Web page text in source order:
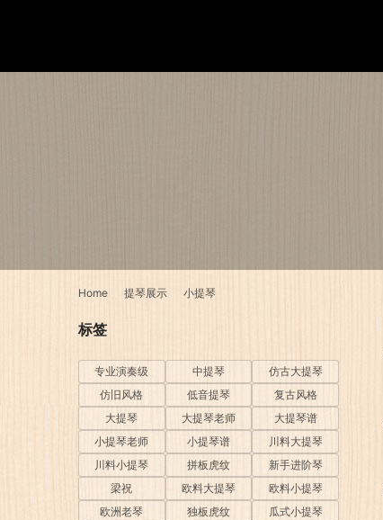
Home 提琴展示 小提琴
标签
专业演奏级 中提琴
仿古大提琴
仿旧风格
低音提琴
复古风格
大提琴
大提琴老师
大提琴谱
小提琴老师
小提琴谱
川料大提琴
川料小提琴
拼板虎纹
新手进阶琴
梁祝
欧料大提琴
欧料小提琴
欧洲老琴
独板虎纹
瓜式小提琴